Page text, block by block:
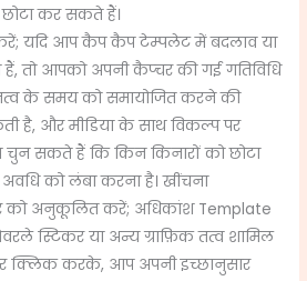
कर सकते हैं।
यदि आप कैप कैप टेम्पलेट में बदलाव या
हैं, तो आपको अपनी कैप्चर की गई गतिविधि
के समय को समायोजित करने की
है, और मीडिया के साथ विकल्प पर
सकते हैं कि किन किनारों को छोटा
को लंबा करना है। खींचना
अनुकूलित करें; अधिकांश Template
स्टिकर या अन्य ग्राफ़िक तत्व शामिल
पर क्लिक करके, आप अपनी इच्छानुसार